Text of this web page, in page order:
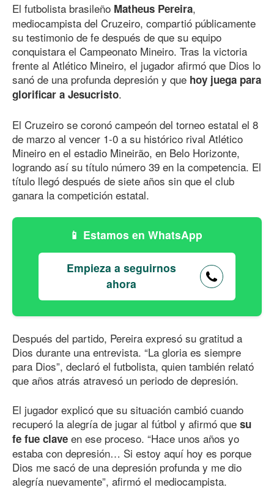
El futbolista brasileño Matheus Pereira,
mediocampista del Cruzeiro, compartió públicamente
su testimonio de fe después de que su equipo
conquistara el Campeonato Mineiro. Tras la victoria
frente al Atlético Mineiro, el jugador afirmó que Dios lo
sanó de una profunda depresión y que hoy juega para
glorificar a Jesucristo.
El Cruzeiro se coronó campeón del torneo estatal el 8
de marzo al vencer 1-0 a su histórico rival Atlético
Mineiro en el estadio Mineirão, en Belo Horizonte,
logrando así su título número 39 en la competencia. El
título llegó después de siete años sin que el club
ganara la competición estatal.
Estamos en WhatsApp
Empieza a seguirnos
ahora
Después del partido, Pereira expresó su gratitud a
Dios durante una entrevista. “La gloria es siempre
para Dios”, declaró el futbolista, quien también relató
que años atrás atravesó un periodo de depresión.
El jugador explicó que su situación cambió cuando
recuperó la alegría de jugar al fútbol y afirmó que su
fe fue clave en ese proceso. “Hace unos años yo
estaba con depresión… Si estoy aquí hoy es porque
Dios me sacó de una depresión profunda y me dio
alegría nuevamente”, afirmó el mediocampista.